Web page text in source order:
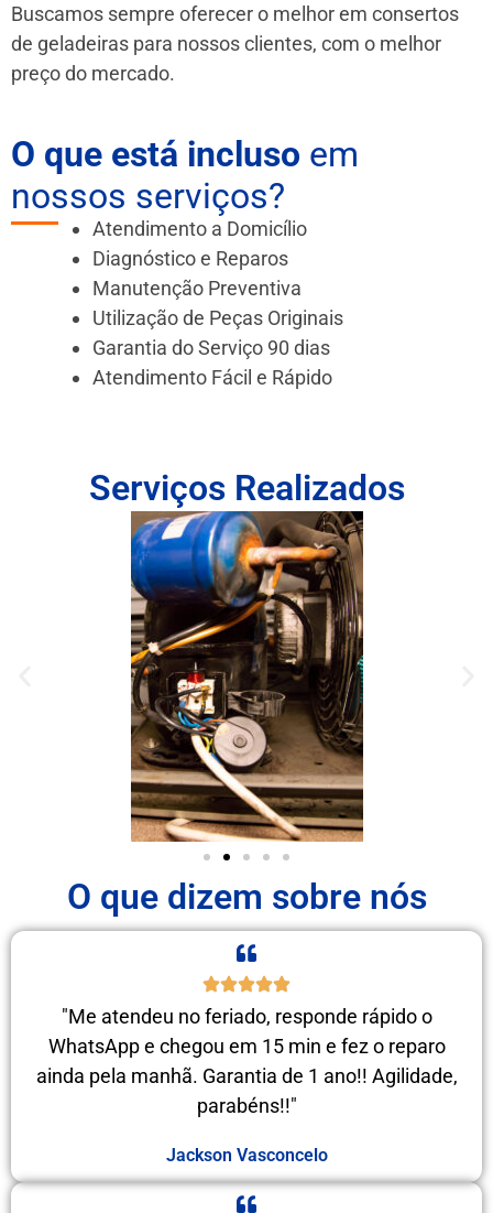
Buscamos sempre oferecer o melhor em consertos
de geladeiras para nossos clientes, com o melhor
preço do mercado.
O que está incluso em
nossos serviços?
Atendimento a Domicílio
Diagnóstico e Reparos
Manutenção Preventiva
Utilização de Peças Originais
Garantia do Serviço 90 dias
Atendimento Fácil e Rápido
Serviços Realizados
O que dizem sobre nós
"Me atendeu no feriado, responde rápido o
WhatsApp e chegou em 15 min e fez o reparo
ainda pela manhã. Garantia de 1 ano!! Agilidade,
parabéns!!"
Jackson Vasconcelo